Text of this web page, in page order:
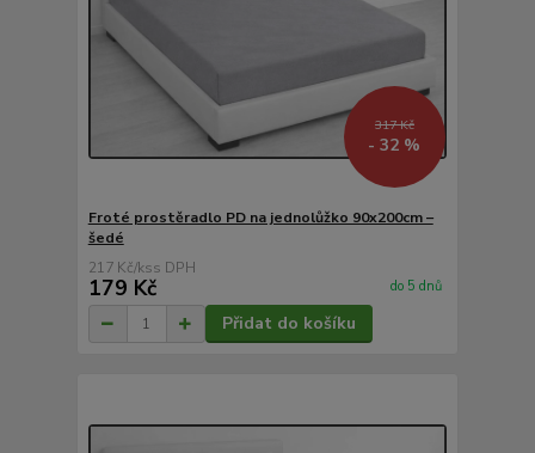
317 Kč
- 32 %
Froté prostěradlo PD na jednolůžko 90x200cm –
šedé
217 Kč/ks
179 Kč do 5 dnů
Přidat do košíku